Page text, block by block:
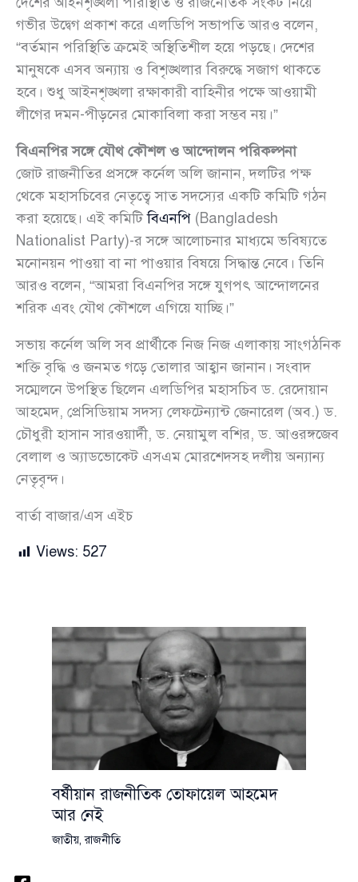
গভীর উদ্বেগ প্রকাশ করে এলডিপি সভাপতি আরও বলেন,
“বর্তমান পরিস্থিতি ক্রমেই অস্থিতিশীল হয়ে পড়ছে। দেশের
মানুষকে এসব অন্যায় ও বিশৃঙ্খলার বিরুদ্ধে সজাগ থাকতে
হবে। শুধু আইনশৃঙ্খলা রক্ষাকারী বাহিনীর পক্ষে আওয়ামী
লীগের দমন-পীড়নের মোকাবিলা করা সম্ভব নয়।”
বিএনপির সঙ্গে যৌথ কৌশল ও আন্দোলন পরিকল্পনা
জোট রাজনীতির প্রসঙ্গে কর্নেল অলি জানান, দলটির পক্ষ
থেকে মহাসচিবের নেতৃত্বে সাত সদস্যের একটি কমিটি গঠন
করা হয়েছে। এই কমিটিবিএনপি (Bangladesh
Nationalist Party)-র সঙ্গে আলোচনার মাধ্যমে ভবিষ্যতে
মনোনয়ন পাওয়া বা না পাওয়ার বিষয়ে সিদ্ধান্ত নেবে। তিনি
আরও বলেন, “আমরা বিএনপির সঙ্গে যুগপৎ আন্দোলনের
শরিক এবং যৌথ কৌশলে এগিয়ে যাচ্ছি।”
সভায় কর্নেল অলি সব প্রার্থীকে নিজ নিজ এলাকায় সাংগঠনিক
শক্তি বৃদ্ধি ও জনমত গড়ে তোলার আহ্বান জানান। সংবাদ
সম্মেলনে উপস্থিত ছিলেন এলডিপির মহাসচিব ড. রেদোয়ান
আহমেদ, প্রেসিডিয়াম সদস্য লেফটেন্যান্ট জেনারেল (অব.) ড.
চৌধুরী হাসান সারওয়ার্দী, ড. নেয়ামুল বশির, ড. আওরঙ্গজেব
বেলাল ও অ্যাডভোকেট এসএম মোরশেদসহ দলীয় অন্যান্য
নেতৃবৃন্দ।
বার্তা বাজার/এস এইচ
Views: 527
বর্ষীয়ান রাজনীতিক তোফায়েল আহমেদ
আর নেই
জাতীয়,রাজনীতি